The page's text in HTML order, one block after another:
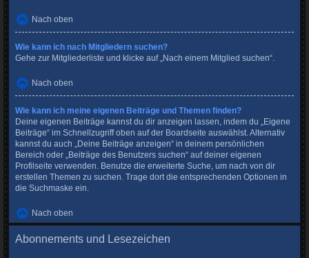
Nach oben
Wie kann ich nach Mitgliedern suchen?
Gehe zur Mitgliederliste und klicke auf „Nach einem Mitglied suchen“.
Nach oben
Wie kann ich meine eigenen Beiträge und Themen finden?
Deine eigenen Beiträge kannst du dir anzeigen lassen, indem du „Eigene
Beiträge“ im Schnellzugriff oben auf der Boardseite auswählst. Alternativ
kannst du auch „Deine Beiträge anzeigen“ in deinem persönlichen
Bereich oder „Beiträge des Benutzers suchen“ auf deiner eigenen
Profilseite verwenden. Benutze die erweiterte Suche, um nach von dir
erstellen Themen zu suchen. Trage dort die entsprechenden Optionen in
die Suchmaske ein.
Nach oben
Abonnements und Lesezeichen